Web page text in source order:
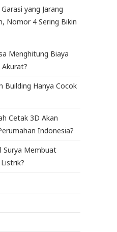
yang Jarang
Nomor 4 Sering Bikin
Menghitung Biaya
Akurat?
Building Hanya Cocok
Cetak 3D Akan
Indonesia?
Surya Membuat